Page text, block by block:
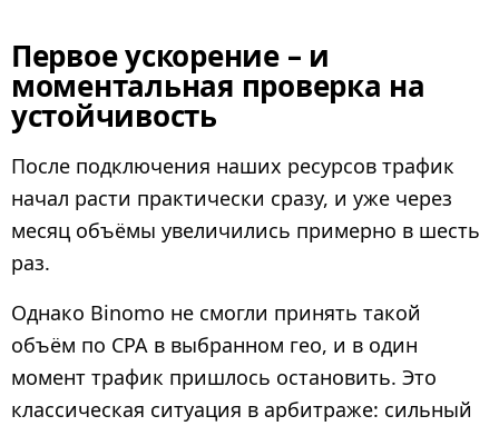
Первое ускорение – и
моментальная проверка на
устойчивость
После подключения наших ресурсов трафик
начал расти практически сразу, и уже через
месяц объёмы увеличились примерно в шесть
раз.
Однако Binomo не смогли принять такой
объём по CPA в выбранном гео, и в один
момент трафик пришлось остановить. Это
классическая ситуация в арбитраже: сильный